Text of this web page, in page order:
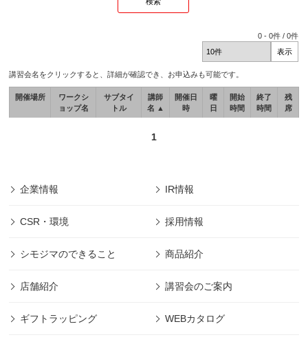
0 -0件 /0件
講習会名をクリックすると、詳細が確認でき、お申込みも可能です。
開催場所
ワークシ
ョップ名
サブタイ
トル
講師
名 ▲
開催日
時
曜
日
開始
時間
終了
時間
残
席
1
企業情報 IR情報
CSR・環境 採用情報
シモジマのできること 商品紹介
店舗紹介 講習会のご案内
ギフトラッピング WEBカタログ